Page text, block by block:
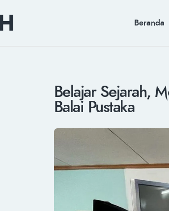
Beranda
RILIS
Belajar Sejarah,
Balai Pustaka